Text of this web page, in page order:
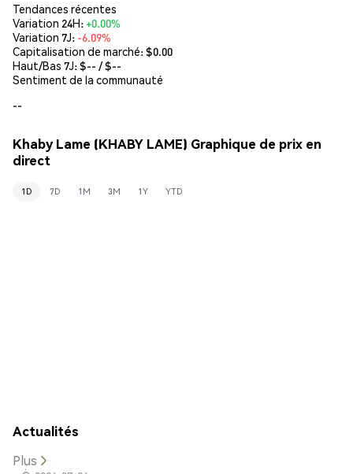
Tendances récentes
Variation 24H:+0.00%
Variation 7J: -6.09%
Capitalisation de marché:$0.00
Haut/Bas 7J: $-- / $--
Sentiment de la communauté
--
Khaby Lame (KHABY LAME) Graphique de prix en
direct
1D 7D 1M 3M 1Y YTD
Actualités
Plus